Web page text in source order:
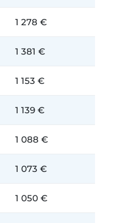
1 278 €
1 381 €
1 153 €
1 139 €
1 088 €
1 073 €
1 050 €